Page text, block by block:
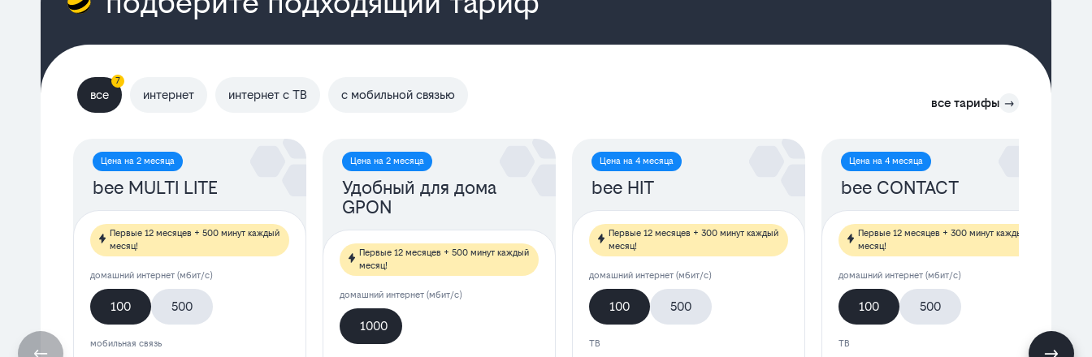
все
7
интернет интернет с ТВ с мобильной связью
все тарифы
Цена на 2 месяца
bee MULTI LITE
Первые 12 месяцев + 500 минут каждый
месяц!
домашний интернет (мбит/с)
100 500
мобильная связь
Цена на 2 месяца
Удобный для дома
GPON
Первые 12 месяцев + 500 минут каждый
месяц!
домашний интернет (мбит/с)
1000
Цена на 4 месяца
bee HIT
Первые 12 месяцев + 300 минут каждый
месяц!
домашний интернет (мбит/с)
100 500
ТВ
Цена на 4 месяца
bee CONTACT
Первые 12 месяцев + 300 минут каждый
месяц!
домашний интернет (мбит/с)
100 500
ТВ